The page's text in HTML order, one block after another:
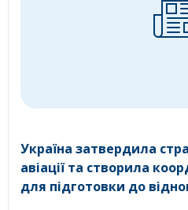
Україна затвердила
авіації та створила
для підготовки до